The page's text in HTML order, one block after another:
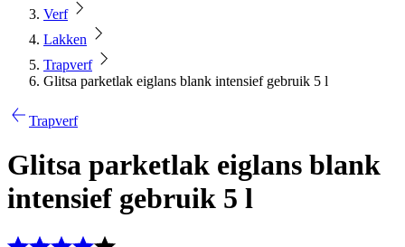
Verf
Lakken
Trapverf
Glitsa parketlak eiglans blank intensief gebruik 5 l
Trapverf
Glitsa parketlak eiglans blank
intensief gebruik 5 l